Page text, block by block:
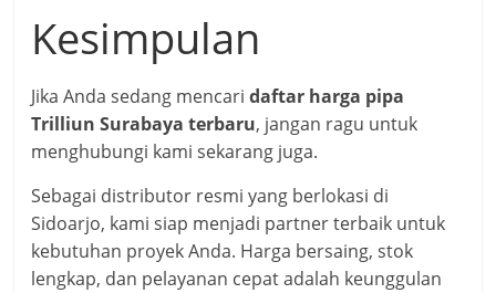
Kesimpulan
Jika Anda sedang mencaridaftar harga pipa
Trilliun Surabaya terbaru, jangan ragu untuk
menghubungi kami sekarang juga.
Sebagai distributor resmi yang berlokasi di
Sidoarjo, kami siap menjadi partner terbaik untuk
kebutuhan proyek Anda. Harga bersaing, stok
lengkap, dan pelayanan cepat adalah keunggulan